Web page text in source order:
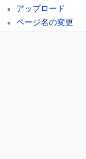
アップロード
ページ名の変更